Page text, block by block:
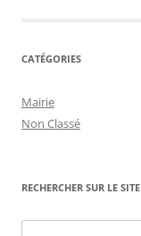
CATÉGORIES
Mairie
Non Classé
RECHERCHER SUR LE SITE